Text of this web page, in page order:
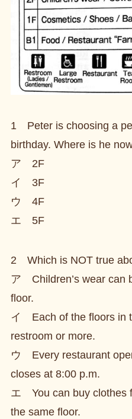
1 Peter is choosing a
birthday. Where is he
ア 2F
イ 3F
ウ 4F
エ 5F
2 Which is NOT true
ア Children’s wear can
floor.
イ Each of the floors in
restroom or more.
ウ Every restaurant
closes at 8:00 p.m.
エ You can buy clothes
the same floor.